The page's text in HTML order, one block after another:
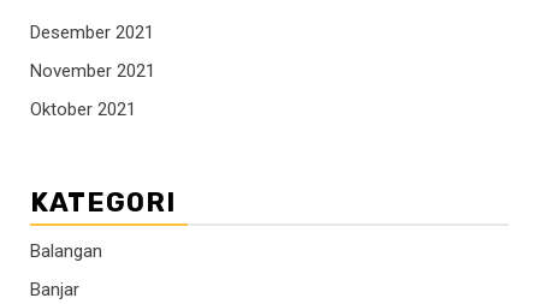
Desember 2021
November 2021
Oktober 2021
KATEGORI
Balangan
Banjar